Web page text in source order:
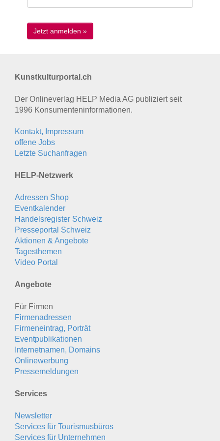
Kunstkulturportal.ch
Der Onlineverlag HELP Media AG publiziert seit
1996 Konsumenten­informationen.
Kontakt, Impressum
offene Jobs
Letzte Suchanfragen
HELP-Netzwerk
Adressen Shop
Eventkalender
Handelsregister Schweiz
Presseportal Schweiz
Aktionen & Angebote
Tagesthemen
Video Portal
Angebote
Für Firmen
Firmenadressen
Firmeneintrag, Porträt
Eventpublikationen
Internetnamen, Domains
Onlinewerbung
Pressemeldungen
Services
Newsletter
Services für Tourismusbüros
Services für Unternehmen